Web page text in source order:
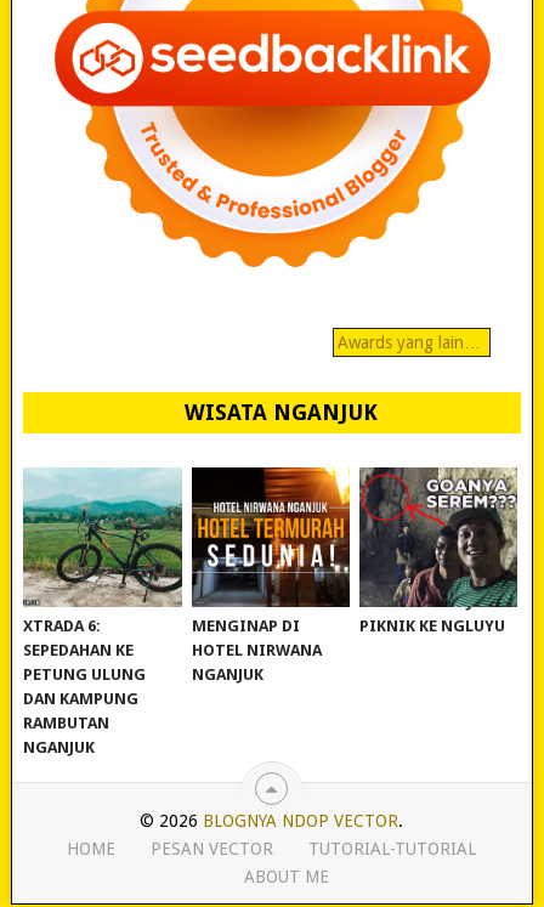
Awards yang lain…
WISATA NGANJUK
REVIEW POLYGON
XTRADA 6:
SEPEDAHAN KE
PETUNG ULUNG
DAN KAMPUNG
RAMBUTAN
NGANJUK
MURAH BANGET!
MENGINAP DI
HOTEL NIRWANA
NGANJUK
WISATA NGANJUK:
PIKNIK KE NGLUYU
© 2026 BLOGNYA NDOP VECTOR.
HOME
PESAN VECTOR
TUTORIAL-TUTORIAL
ABOUT ME